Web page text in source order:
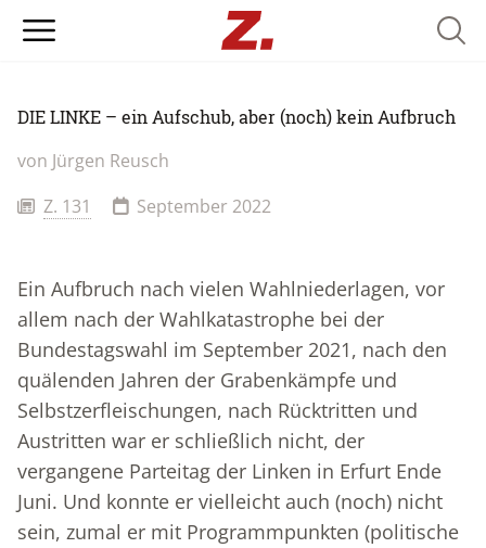
DIE LINKE – ein Aufschub, aber (noch) kein Aufbruch
von Jürgen Reusch
Z. 131
September 2022
Ein Aufbruch nach vielen Wahlniederlagen, vor
allem nach der Wahlkatastrophe bei der
Bundestagswahl im September 2021, nach den
quälenden Jahren der Grabenkämpfe und
Selbstzerfleischungen, nach Rücktritten und
Austritten war er schließlich nicht, der
vergangene Parteitag der Linken in Erfurt Ende
Juni. Und konnte er vielleicht auch (noch) nicht
sein, zumal er mit Programmpunkten (politische